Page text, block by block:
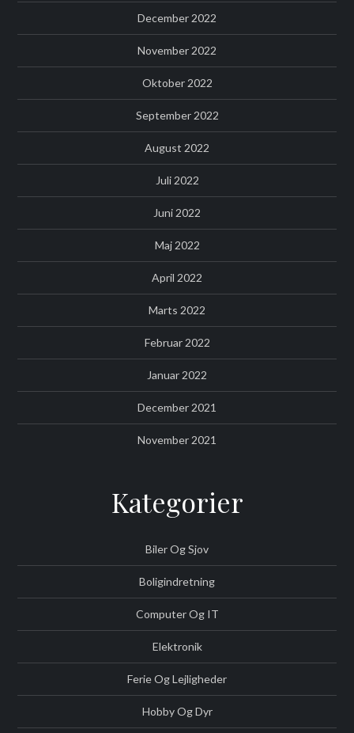
December 2022
November 2022
Oktober 2022
September 2022
August 2022
Juli 2022
Juni 2022
Maj 2022
April 2022
Marts 2022
Februar 2022
Januar 2022
December 2021
November 2021
Kategorier
Biler Og Sjov
Boligindretning
Computer Og IT
Elektronik
Ferie Og Lejligheder
Hobby Og Dyr